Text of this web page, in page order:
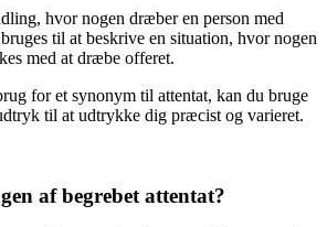
hvor nogen dræber en person med
til at beskrive en situation, hvor nogen
med at dræbe offeret.
for et synonym til attentat, kan du bruge
til at udtrykke dig præcist og varieret.
af begrebet attentat?